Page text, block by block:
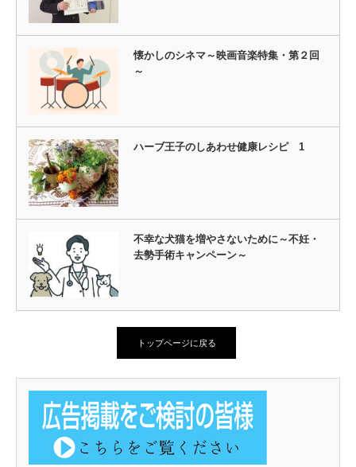
懐かしのシネマ～映画音楽特集・第２回
～
ハーブ王子のしあわせ健康レシピ 1
不幸な犬猫を増やさないために～不妊・
去勢手術キャンペーン～
トップページに戻る